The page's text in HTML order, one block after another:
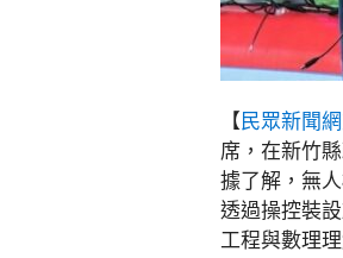
【民眾新聞
席，在新竹
據了解，無
透過操控裝
工程與數理理